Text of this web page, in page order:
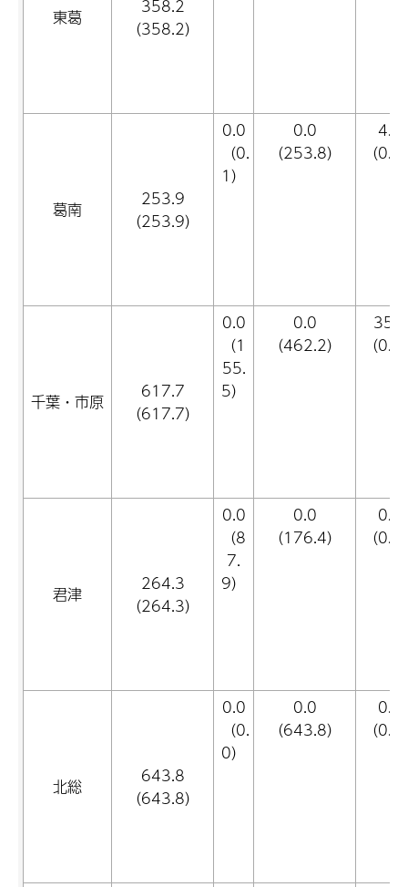
東葛
358.2
（358.2）
葛南
253.9
（253.9）
0.0
（0.
1）
0.0
（253.8）
4.1
（0.0
千葉・市原
617.7
（617.7）
0.0
（1
55.
5）
0.0
（462.2）
35.3
（0.0
君津
264.3
（264.3）
0.0
（8
7.
9）
0.0
（176.4）
0.0
（0.0
北総
643.8
（643.8）
0.0
（0.
0）
0.0
（643.8）
0.0
（0.0